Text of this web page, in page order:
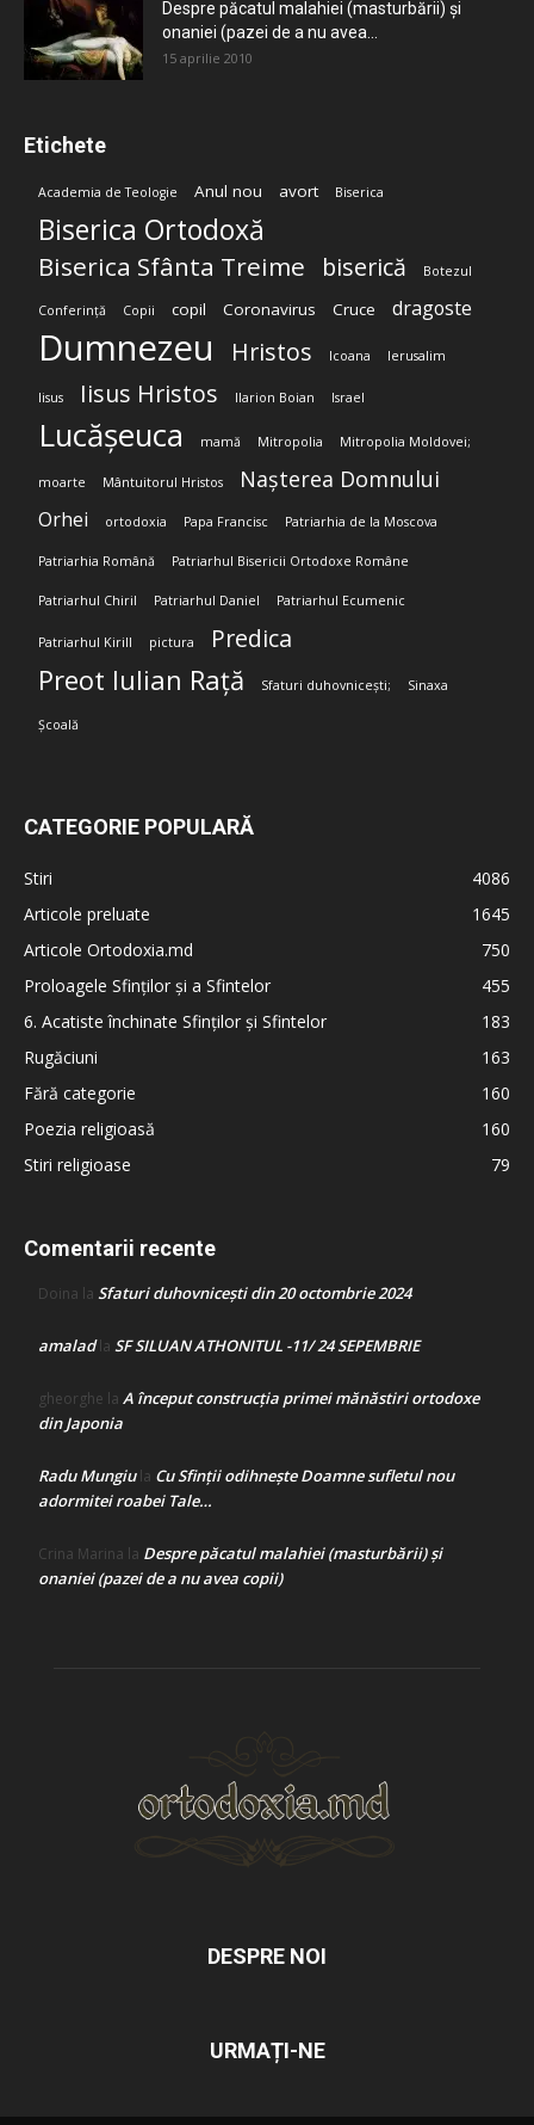
Despre păcatul malahiei (masturbării) şi
onaniei (pazei de a nu avea...
15 aprilie 2010
Etichete
Academia de Teologie Anul nou avort Biserica
Biserica Ortodoxă
Biserica Sfânta Treime biserică Botezul
Conferință Copii copil Coronavirus Cruce dragoste
Dumnezeu Hristos Icoana Ierusalim
Iisus Iisus Hristos Ilarion Boian Israel
Lucășeuca mamă Mitropolia Mitropolia Moldovei;
moarte Mântuitorul Hristos Nașterea Domnului
Orhei ortodoxia Papa Francisc Patriarhia de la Moscova
Patriarhia Română Patriarhul Bisericii Ortodoxe Române
Patriarhul Chiril Patriarhul Daniel Patriarhul Ecumenic
Patriarhul Kirill pictura Predica
Preot Iulian Rață Sfaturi duhovnicești; Sinaxa
Școală
CATEGORIE POPULARĂ
Stiri
4086
Articole preluate
1645
Articole Ortodoxia.md
750
Proloagele Sfinților și a Sfintelor
455
6. Acatiste închinate Sfinților și Sfintelor
183
Rugăciuni
163
Fără categorie
160
Poezia religioasă
160
Stiri religioase
79
Comentarii recente
Doina la Sfaturi duhovnicești din 20 octombrie 2024
amaladla SF SILUAN ATHONITUL -11/ 24 SEPEMBRIE
gheorghe la A început construcţia primei mănăstiri ortodoxe
din Japonia
Radu Mungiula Cu Sfinții odihnește Doamne sufletul nou
adormitei roabei Tale…
Crina Marina la Despre păcatul malahiei (masturbării) şi
onaniei (pazei de a nu avea copii)
DESPRE NOI
URMAȚI-NE